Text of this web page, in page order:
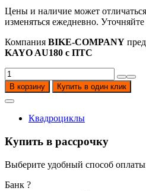
Цены и наличие может
изменяться ежедневно.
Компания BIKE-COMPANY
KAYO AU180 с ПТС
Количество
товара
Квадроцикл
KAYO
AU180
ПТС
В корзину Купить в один клик
Квадроциклы
Купить в рассрочку
Выберите удобный способ
Банк ?